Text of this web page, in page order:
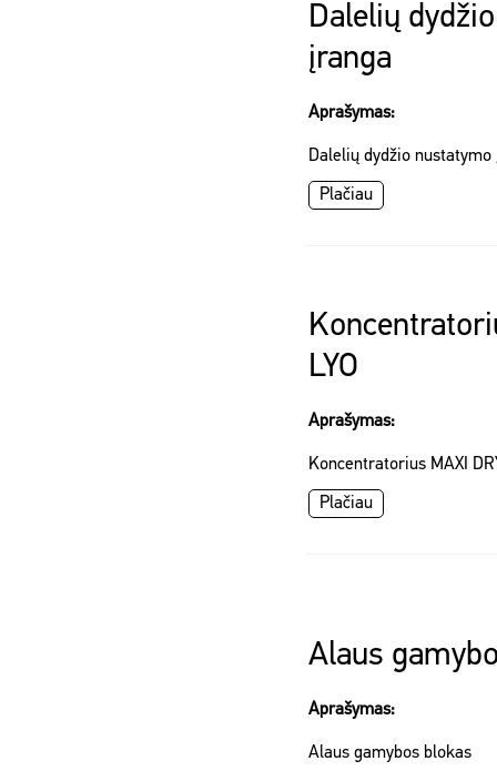
Dalelių
įranga
Aprašymas:
Dalelių dydžio nustatymo
Plačiau
LYO
Aprašymas:
Koncentratorius MAXI
Plačiau
Alaus
Aprašymas:
Alaus gamybos blokas